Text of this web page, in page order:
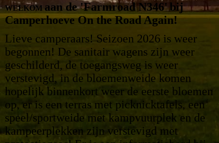
WELKOM aan de 'Farmroad N346'bij
Camperhoeve On the Road Again!
Lieve camperaars! Seizoen 2026 is weer
begonnen! De sanitair wagens zijn weer
geschilderd, de toegangsweg is weer
verstevigd, in de bloemenweide komen
hopelijk binnenkort weer de eerste bloemen
op, er is een terras met picknicktafels, een
speel/sportweide met kampvuurplek en de
kampeerplekken zijn verstevigd met